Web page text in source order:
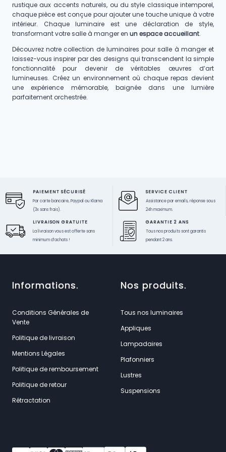
rustique aux accents naturels, ou du style classique intemporel,
chaque pièce est conçue pour ajouter une touche unique à votre
intérieur. Chaque luminaire est une déclaration de style,
transformant votre salle à manger en un espace accueillant.
Découvrez notre collection de luminaires pour salle à manger et
laissez-vous inspirer par des designs qui transcendent la simple
fonctionnalité pour devenir de véritables œuvres d’art
lumineuses. Créez un environnement où chaque repas devient
une expérience mémorable, baignée dans une lumière
parfaitement orchestrée.
PAIEMENT SÉCURISÉ
Par carte bancaire, Paypal ou Klarna
(3x sans frais).
SERVICE CLIENT
Assistance par emails, réponse sous
24h maximum.
LIVRAISON GRATUITE
La livraison vous est offerte sans
minimum d’achats !
GARANTIE 2 ANS
Tous nos produits sont garantis
pendant 2 ans.
Informations.
Conditions Générales de
Vente
Politique de livraison
Mentions Légales
Politique de remboursement
Politique de retour
Rétractation
Nos produits.
Tous nos luminaires
Appliques
Lampadaires
Plafonniers
Lustres
Suspensions